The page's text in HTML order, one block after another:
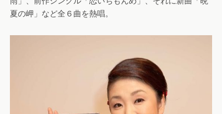
夏の岬」など全６曲を熱唱。